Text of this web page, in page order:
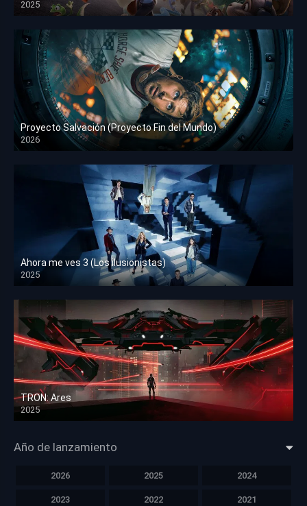
2025
HD 1080p
Proyecto Salvación (Proyecto Fin del Mundo)
2026
HD 1080p
Ahora me ves 3 (Los ilusionistas)
2025
HD 1080p
TRON: Ares
2025
HD 1080p
Año de lanzamiento
2026 2025 2024
2023 2022 2021